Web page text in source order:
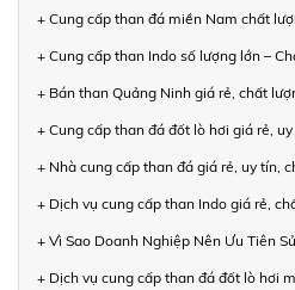
+ Cung cấp than đá miền Nam chất
+ Cung cấp than Indo số lượng lớn –
+ Bán than Quảng Ninh giá rẻ, chất
+ Cung cấp than đá đốt lò hơi giá rẻ,
+ Nhà cung cấp than đá giá rẻ, uy tín,
+ Dịch vụ cung cấp than Indo giá rẻ,
+ Vì Sao Doanh Nghiệp Nên Ưu Tiên
+ Dịch vụ cung cấp than đá đốt lò hơi